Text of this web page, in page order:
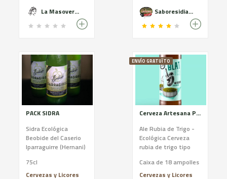
Weissbier - 5,2% - Sin
gúten. 2x Cop de Falç
- IPA - 7% - Sin gúten.
2x La Dalla - Session
- Macerada con
membrillo y DDH -
4,5% - Contiene
glúten. 1x Safranera
- Köslch con azafrán
del Montsec - 4,5% -
Contiene glúten.
La Masovera Cervesa Artesana de Tremp Saboresidiazabal
PACK SIDRA
Sidra Ecológica
Beobide del Caserio
Iparraguirre (Hernani)
75cl
Cervezas y Licores
ENVÍO GRATUÏTO
Cerveza Artesana Proximitat - Blat Eco
Ale Rubia de Trigo -
Ecológica Cerveza
rubia de trigo tipo
(certificada por el
CCPAE). Suave y fácil
Caixa de 18 ampolles
Cervezas y Licores